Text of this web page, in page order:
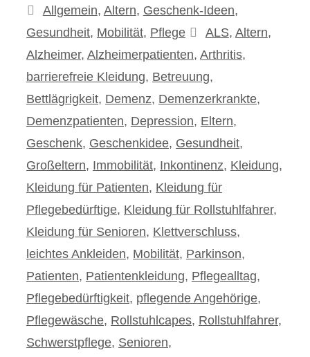
Kategorien
Allgemein, Altern, Geschenk-Ideen,
Gesundheit, Mobilität, Pflege Schlagwörter
ALS, Altern,
Alzheimer, Alzheimerpatienten, Arthritis,
barrierefreie Kleidung, Betreuung,
Bettlägrigkeit, Demenz, Demenzerkrankte,
Demenzpatienten, Depression, Eltern,
Geschenk, Geschenkidee, Gesundheit,
Großeltern, Immobilität, Inkontinenz, Kleidung,
Kleidung für Patienten, Kleidung für
Pflegebedürftige, Kleidung für Rollstuhlfahrer,
Kleidung für Senioren, Klettverschluss,
leichtes Ankleiden, Mobilität, Parkinson,
Patienten, Patientenkleidung, Pflegealltag,
Pflegebedürftigkeit, pflegende Angehörige,
Pflegewäsche, Rollstuhlcapes, Rollstuhlfahrer,
Schwerstpflege, Senioren,